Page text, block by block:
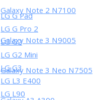
Galaxy Note 2 N7100
Galaxy Note 3 N9005
Galaxy Note 3 Neo N7505
LG G Pad
LG G Pro 2
LG G2
LG G2 Mini
LG G3
LG L3 E400
LG L90